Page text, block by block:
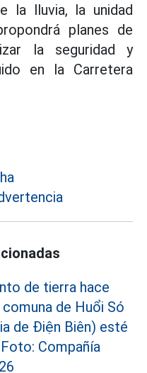
la lluvia, la unidad
planes de
la seguridad y
en la Carretera